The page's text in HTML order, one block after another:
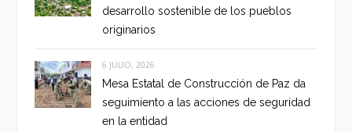
desarrollo sostenible de los pueblos
originarios
6 JULIO, 2026
Mesa Estatal de Construcción de Paz da
seguimiento a las acciones de seguridad
en la entidad